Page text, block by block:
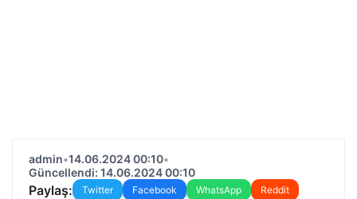
admin•14.06.2024 00:10•
Güncellendi: 14.06.2024 00:10
Paylaş: Twitter Facebook WhatsApp
Reddit